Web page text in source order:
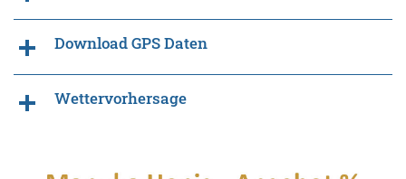
Download GPS Daten
Wettervorhersage